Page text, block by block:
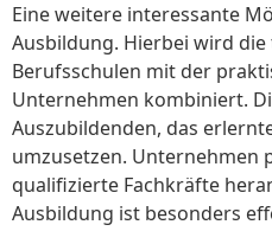
Eine weitere interessante
Ausbildung. Hierbei wird
Berufsschulen mit der
Unternehmen kombiniert.
Auszubildenden, das
umzusetzen. Unternehmen
qualifizierte Fachkräfte
Ausbildung ist besonders